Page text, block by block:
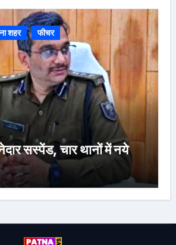
शहर फीचर
सस्पेंड, चार थानों में नये